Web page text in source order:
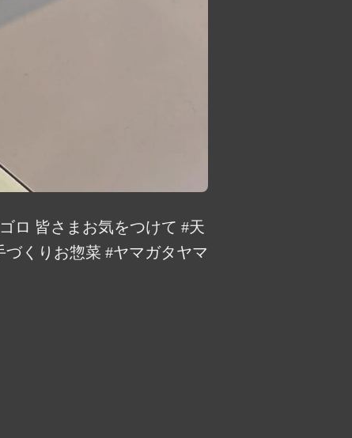
ロ 皆さまお気をつけて #天
くりお惣菜 #ヤマガタヤマ